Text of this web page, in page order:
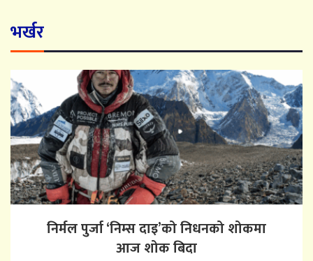
भर्खर
निर्मल पुर्जा ‘निम्स दाइ’को निधनको शोकमा
आज शोक बिदा